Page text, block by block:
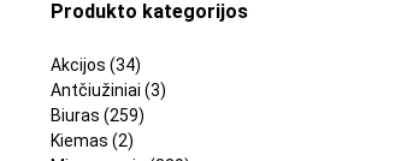
Produkto kategorijos
Akcijos (34)
Antčiužiniai (3)
Biuras (259)
Kiemas (2)